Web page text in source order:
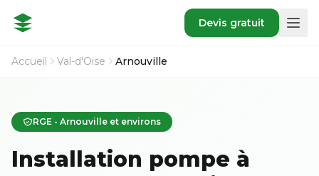
Devis gratuit
Accueil Val-d'Oise Arnouville
RGE - Arnouville et environs
Installation pompe à